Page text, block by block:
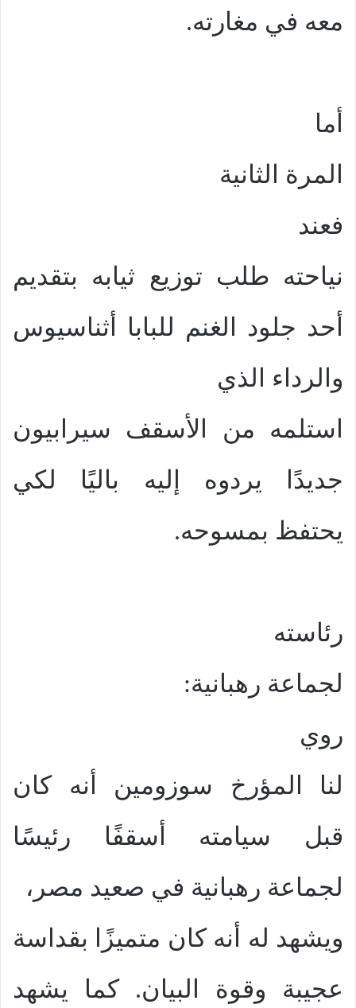
معه في مغارته.
أما
المرة الثانية
فعند
نياحته طلب توزيع ثيابه بتقديم
أحد جلود الغنم للبابا أثناسيوس
والرداء الذي
استلمه من الأسقف سيرابيون
جديدًا يردوه إليه باليًا لكي
يحتفظ بمسوحه.
رئاسته
لجماعة رهبانية:
روي
لنا المؤرخ سوزومين أنه كان
قبل سيامته أسقفًا رئيسًا
لجماعة رهبانية في صعيد مصر،
ويشهد له أنه كان متميزًا بقداسة
عجيبة وقوة البيان. كما يشهد